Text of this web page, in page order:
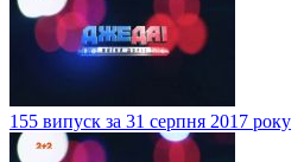
155 випуск за 31 серпня 2017 року